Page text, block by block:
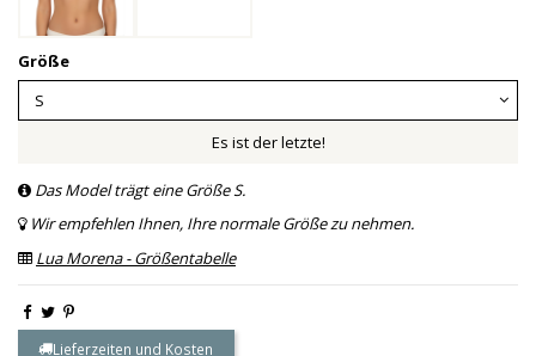
Größe
Es ist der letzte!
Das Model trägt eine Größe S.
Wir empfehlen Ihnen, Ihre normale Größe zu nehmen.
Lua Morena - Größentabelle
Lieferzeiten und Kosten